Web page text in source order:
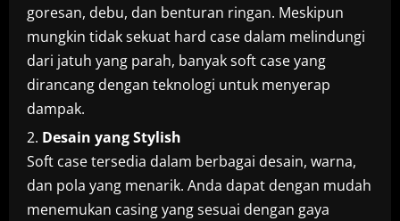
goresan, debu, dan benturan ringan. Meskipun
mungkin tidak sekuat hard case dalam melindungi
dari jatuh yang parah, banyak soft case yang
dirancang dengan teknologi untuk menyerap
dampak.
Desain yang Stylish
Soft case tersedia dalam berbagai desain, warna,
dan pola yang menarik. Anda dapat dengan mudah
menemukan casing yang sesuai dengan gaya